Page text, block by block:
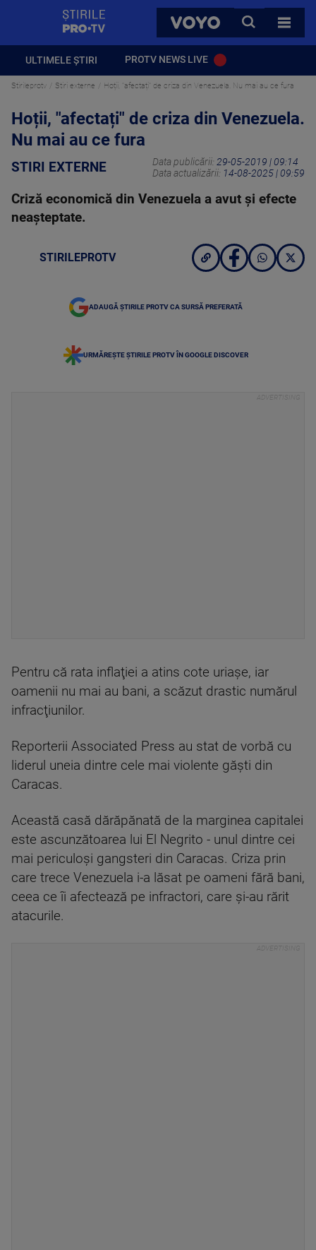
VOYO
CAUTA
TOATE
ULTIMELE ȘTIRI PROTV NEWS LIVE
Stirileprotv Stiri externe Hoții, "afectați" de criza din Venezuela. Nu mai au ce fura
Hoții, "afectați" de criza din Venezuela.
Nu mai au ce fura
STIRI EXTERNE Data publicării: 29-05-2019 | 09:14
Data actualizării: 14-08-2025 | 09:59
Criză economică din Venezuela a avut şi efecte
neaşteptate.
STIRILEPROTV
ADAUGĂ ȘTIRILE PROTV CA SURSĂ PREFERATĂ
URMĂREȘTE ȘTIRILE PROTV ÎN GOOGLE DISCOVER
Pentru că rata inflaţiei a atins cote uriaşe, iar
oamenii nu mai au bani, a scăzut drastic numărul
infracţiunilor.
Reporterii Associated Press au stat de vorbă cu
liderul uneia dintre cele mai violente găşti din
Caracas.
Această casă dărăpănată de la marginea capitalei
este ascunzătoarea lui El Negrito - unul dintre cei
mai periculoşi gangsteri din Caracas. Criza prin
care trece Venezuela i-a lăsat pe oameni fără bani,
ceea ce îi afectează pe infractori, care şi-au rărit
atacurile.